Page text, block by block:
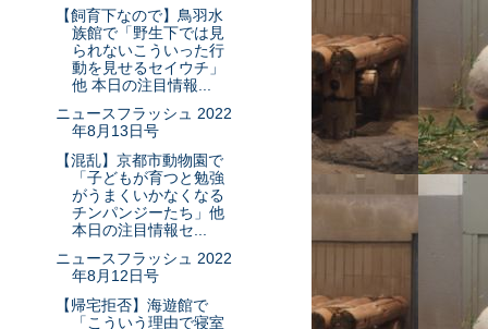
【飼育下なので】鳥羽水
族館で「野生下では見
られないこういった行
動を見せるセイウチ」
他 本日の注目情報...
ニュースフラッシュ 2022
年8月13日号
【混乱】京都市動物園で
「子どもが育つと勉強
がうまくいかなくなる
チンパンジーたち」他
本日の注目情報セ...
ニュースフラッシュ 2022
年8月12日号
【帰宅拒否】海遊館で
「こういう理由で寝室